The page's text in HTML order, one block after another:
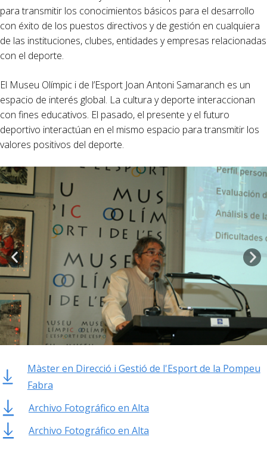
para transmitir los conocimientos básicos para el desarrollo
con éxito de los puestos directivos y de gestión en cualquiera
de las instituciones, clubes, entidades y empresas relacionadas
con el deporte.
El Museu Olímpic i de l’Esport Joan Antoni Samaranch es un
espacio de interés global. La cultura y deporte interaccionan
con fines educativos. El pasado, el presente y el futuro
deportivo interactúan en el mismo espacio para transmitir los
valores positivos del deporte.
Màster en Direcció i Gestió de l'Esport de la Pompeu
Fabra
Archivo Fotográfico en Alta
Archivo Fotográfico en Alta